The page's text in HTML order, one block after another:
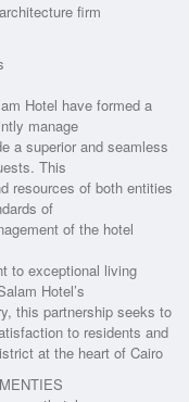
firm
Hotel have formed a
manage
a superior and seamless
This
resources of both entities
of
of the hotel
to exceptional living
Hotel’s
this partnership seeks to
to residents and
at the heart of Cairo.